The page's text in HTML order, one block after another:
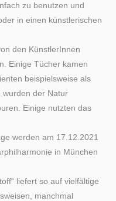
zu benutzen und
in einen künstlerischen
den KünstlerInnen
Einige Tücher kamen
beispielsweise als
wurden der Natur
Einige nutzten das
werden am 17.12.2021
in München
liefert so auf vielfältige
manchmal